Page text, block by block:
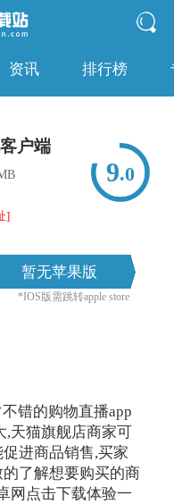
资讯 排行榜
户端
]
9.0
暂无苹果版
*IOS版需跳转apple store
错的购物直播app
,天猫旗舰店商家可
进商品销售,买家
了解想要购买的商
网点击下载体验一